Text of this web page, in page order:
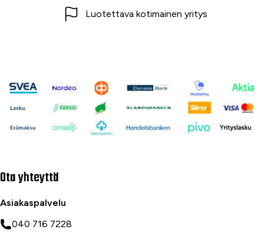
Luotettava kotimainen yritys
Ota yhteyttä
Asiakaspalvelu
040 716 7228